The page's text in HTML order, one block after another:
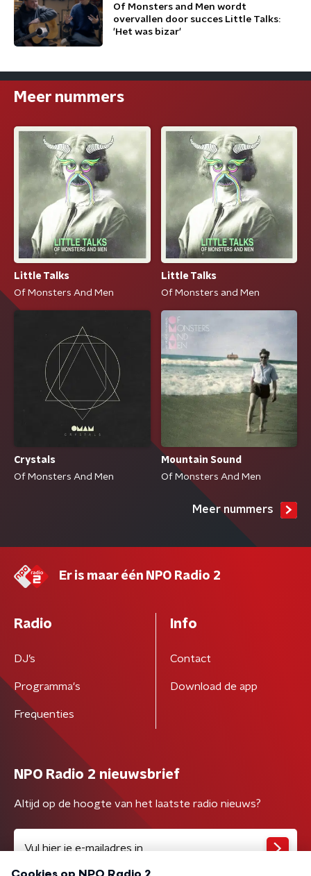
Of Monsters and Men wordt
overvallen door succes Little Talks:
'Het was bizar'
Meer nummers
Little Talks
Of Monsters And Men
Little Talks
Of Monsters and Men
Crystals
Of Monsters And Men
Mountain Sound
Of Monsters And Men
Meer nummers
Er is maar één NPO Radio 2
Radio
DJ’s
Programma's
Frequenties
Info
Contact
Download de app
NPO Radio 2 nieuwsbrief
Altijd op de hoogte van het laatste radio nieuws?